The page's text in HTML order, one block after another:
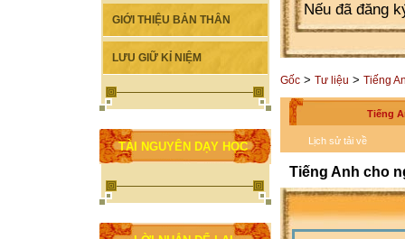
GIỚI THIỆU BẢN THÂN
LƯU GIỮ KỈ NIỆM
TÀI NGUYÊN DẠY HỌC
Nếu đã đăng
Gốc > Tư liệu > Tiếng
Tiếng
Lịch sử tải về
Tiếng Anh cho